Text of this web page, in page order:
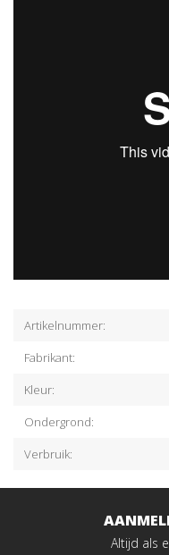
Artikelnummer:
Fabrikant:
Kleur:
Ondergrond:
Verbruik:
Altijd als